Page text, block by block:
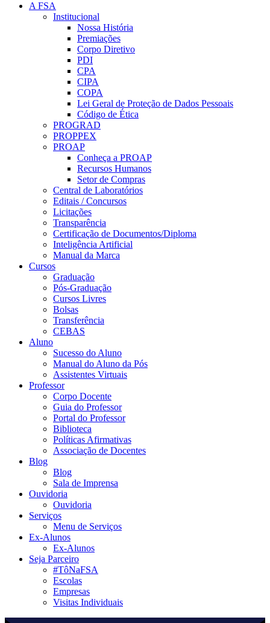
A FSA
Institucional
Nossa História
Premiações
Corpo Diretivo
PDI
CPA
CIPA
COPA
Lei Geral de Proteção de Dados Pessoais
Código de Ética
PROGRAD
PROPPEX
PROAP
Conheça a PROAP
Recursos Humanos
Setor de Compras
Central de Laboratórios
Editais / Concursos
Licitações
Transparência
Certificação de Documentos/Diploma
Inteligência Artificial
Manual da Marca
Cursos
Graduação
Pós-Graduação
Cursos Livres
Bolsas
Transferência
CEBAS
Aluno
Sucesso do Aluno
Manual do Aluno da Pós
Assistentes Virtuais
Professor
Corpo Docente
Guia do Professor
Portal do Professor
Biblioteca
Políticas Afirmativas
Associação de Docentes
Blog
Blog
Sala de Imprensa
Ouvidoria
Ouvidoria
Serviços
Menu de Serviços
Ex-Alunos
Ex-Alunos
Seja Parceiro
#TôNaFSA
Escolas
Empresas
Visitas Individuais